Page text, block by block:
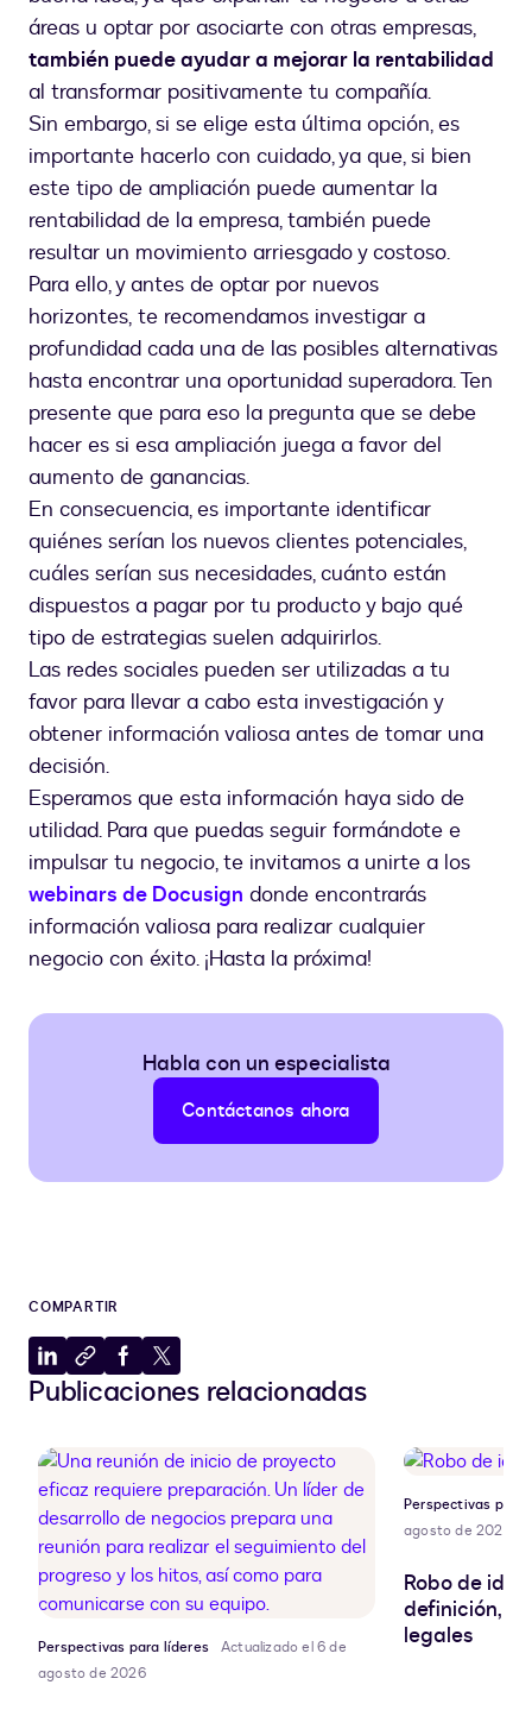
áreas u optar por asociarte con otras empresas,
también puede ayudar a mejorar la rentabilidad
al transformar positivamente tu compañía.
Sin embargo, si se elige esta última opción, es
importante hacerlo con cuidado, ya que, si bien
este tipo de ampliación puede aumentar la
rentabilidad de la empresa, también puede
resultar un movimiento arriesgado y costoso.
Para ello, y antes de optar por nuevos
horizontes, te recomendamos investigar a
profundidad cada una de las posibles alternativas
hasta encontrar una oportunidad superadora. Ten
presente que para eso la pregunta que se debe
hacer es si esa ampliación juega a favor del
aumento de ganancias.
En consecuencia, es importante identificar
quiénes serían los nuevos clientes potenciales,
cuáles serían sus necesidades, cuánto están
dispuestos a pagar por tu producto y bajo qué
tipo de estrategias suelen adquirirlos.
Las redes sociales pueden ser utilizadas a tu
favor para llevar a cabo esta investigación y
obtener información valiosa antes de tomar una
decisión.
Esperamos que esta información haya sido de
utilidad. Para que puedas seguir formándote e
impulsar tu negocio, te invitamos a unirte a los
webinars de Docusign donde encontrarás
información valiosa para realizar cualquier
negocio con éxito. ¡Hasta la próxima!
Habla con un especialista
Contáctanos ahora
COMPARTIR
Compartir
en
Copiar
al
Compartir
en
Compartir
en
Publicaciones relacionadas
Perspectivas para líderes
Actualizado el 6 de
agosto de 2026
Perspectivas para
agosto de 2026
Robo de
definición,
legales